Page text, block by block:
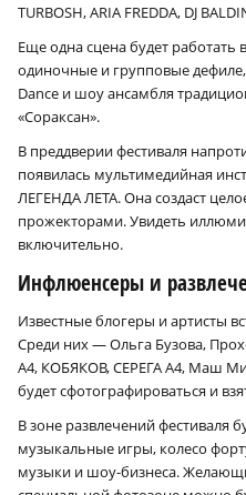
TURBOSH, ARIA FREDDA, DJ
Еще одна сцена будет работать
одиночные и групповые дефиле,
Dance и шоу ансамбля
«Сораксан».
В преддверии фестиваля
появилась мультимедийная
ЛЕГЕНДА ЛЕТА. Она создаст
прожекторами. Увидеть
включительно.
Инфлюенсеры и
Известные блогеры и артисты
Среди них — Ольга Бузова,
А4, КОБЯКОВ, СЕРЕГА А4, Маш
будет сфотографироваться и
В зоне развлечений фестиваля
музыкальные игры, колесо
музыки и шоу-бизнеса.